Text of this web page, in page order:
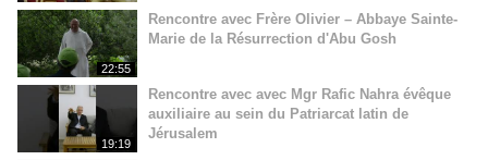
22:55
Rencontre avec Frère Olivier – Abbaye Sainte-
Marie de la Résurrection d'Abu Gosh
19:19
Rencontre avec avec Mgr Rafic Nahra évêque
auxiliaire au sein du Patriarcat latin de
Jérusalem